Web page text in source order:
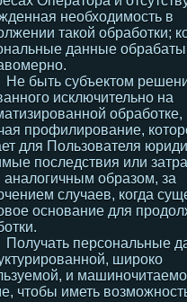
необходимость в
такой обработки;
данные
Не быть субъектом
исключительно на
обработке,
профилирование,
для Пользователя
последствия или
образом, за
случаев, когда
основание для
Получать персональные
широко
и
чтобы иметь